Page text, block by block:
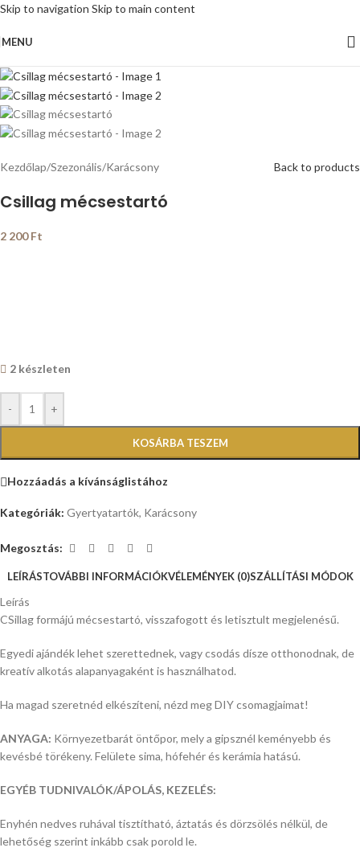
Skip to navigation Skip to main content
MENU
Kezdőlap/Szezonális/Karácsony Back to products
Csillag mécsestartó
2 200Ft
2 készleten
- +
KOSÁRBA TESZEM
Hozzáadás a kívánságlistához
Kategóriák: Gyertyatartók, Karácsony
Megosztás:
LEÍRÁSTOVÁBBI INFORMÁCIÓKVÉLEMÉNYEK (0)SZÁLLÍTÁSI MÓDOK
Leírás
CSillag formájú mécsestartó, visszafogott és letisztult megjelenésű.
Egyedi ajándék lehet szerettednek, vagy csodás dísze otthonodnak, de
kreatív alkotás alapanyagaként is használhatod.
Ha magad szeretnéd elkészíteni, nézd meg DIY csomagjaimat!
ANYAGA: Környezetbarát öntőpor, mely a gipsznél keményebb és
kevésbé törékeny. Felülete sima, hófehér és kerámia hatású.
EGYÉB TUDNIVALÓK/ÁPOLÁS, KEZELÉS:
Enyhén nedves ruhával tisztítható, áztatás és dörzsölés nélkül, de
lehetőség szerint inkább csak porold le.